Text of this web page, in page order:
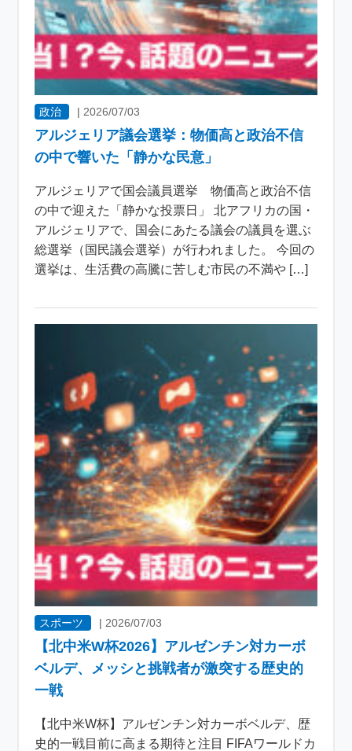
政治 | 2026/07/03
アルジェリア議会選挙：物価高と政治不信
の中で響いた「静かな民意」
アルジェリアで国会議員選挙 物価高と政治不信
の中で迎えた「静かな投票日」 北アフリカの国・
アルジェリアで、国会にあたる議会の議員を選ぶ
総選挙（国民議会選挙）が行われました。 今回の
選挙は、生活費の高騰に苦しむ市民の不満や […]
スポーツ | 2026/07/03
【北中米W杯2026】アルゼンチン対カーボ
ベルデ、メッシと挑戦者が激突する歴史的
一戦
【北中米W杯】アルゼンチン対カーボベルデ、歴
史的一戦目前に高まる期待と注目 FIFAワールドカ